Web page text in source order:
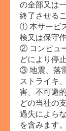
の全部又は
終了させる
① 本サービ
検又は保守
② コンピュ
どにより停
③ 地震、落
ストライキ
害、不可避
どの当社の
過失によら
を含みます